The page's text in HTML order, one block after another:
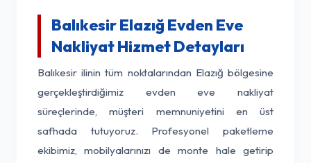
Balıkesir Elazığ Evden Eve
Nakliyat Hizmet Detayları
Balıkesir ilinin tüm noktalarından Elazığ bölgesine
gerçekleştirdiğimiz evden eve nakliyat
süreçlerinde, müşteri memnuniyetini en üst
safhada tutuyoruz. Profesyonel paketleme
ekibimiz, mobilyalarınızı de monte hale getirip